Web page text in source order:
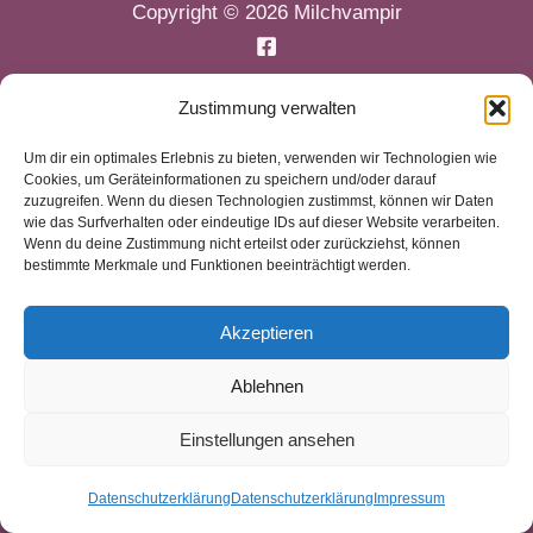
Zustimmung verwalten
Um dir ein optimales Erlebnis zu bieten, verwenden wir Technologien wie
Cookies, um Geräteinformationen zu speichern und/oder darauf
zuzugreifen. Wenn du diesen Technologien zustimmst, können wir Daten
wie das Surfverhalten oder eindeutige IDs auf dieser Website verarbeiten.
Wenn du deine Zustimmung nicht erteilst oder zurückziehst, können
bestimmte Merkmale und Funktionen beeinträchtigt werden.
Akzeptieren
Ablehnen
Einstellungen ansehen
Datenschutzerklärung Datenschutzerklärung Impressum
Copyright © 2026 Milchvampir